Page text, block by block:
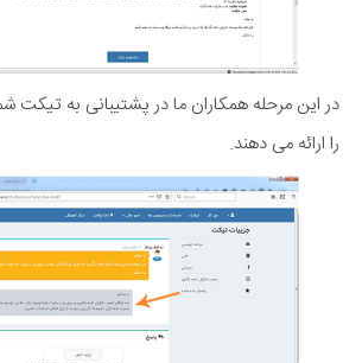
در این مرحله همکاران ما در پشتیبانی به تیکت
را ارائه می دهند.